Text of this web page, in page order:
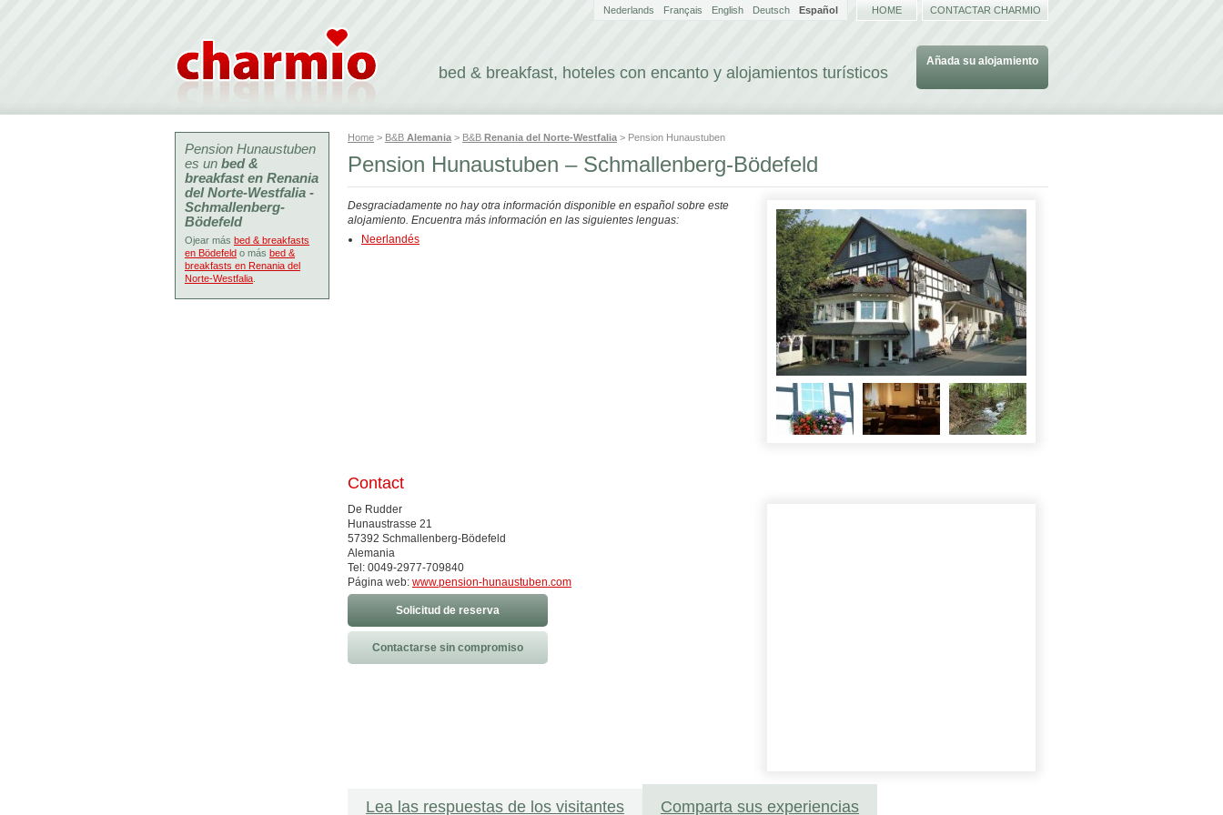
bed & breakfast, hoteles con encanto y alojamientos turísticos
Añada su alojamiento
Nederlands Français English Deutsch Español HOME CONTACTAR CHARMIO
Home > B&B Alemania > B&B Renania del Norte-Westfalia > Pension Hunaustuben
Pension Hunaustuben – Schmallenberg-Bödefeld
Desgraciadamente no hay otra información disponible en español sobre este
alojamiento. Encuentra más información en las siguientes lenguas:
Neerlandés
Contact
De Rudder
Hunaustrasse 21
57392 Schmallenberg-Bödefeld
Alemania
Tel: 0049-2977-709840
Página web: www.pension-hunaustuben.com
Solicitud de reserva
Contactarse sin compromiso
Lea las respuestas de los visitantes Comparta sus experiencias
Pension Hunaustuben
es un bed &
breakfast en Renania
del Norte-Westfalia -
Schmallenberg-
Bödefeld
Ojear más bed & breakfasts
en Bödefeld o más bed &
breakfasts en Renania del
Norte-Westfalia